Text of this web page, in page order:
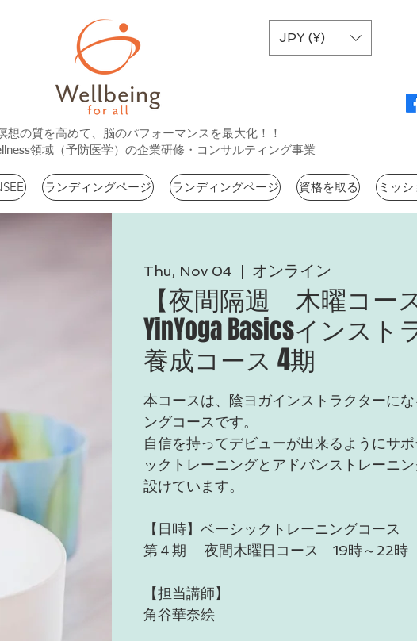
JPY (¥)
想の質を高めて、脳のパフォーマンスを最大化！！
領域（予防医学）の企業研修・コンサルティング事業
ランディングページ ランディングページ 資格を取る ミッシ
Thu, Nov 04
  |
オンライン
【夜間隔週 木曜コース
YinYoga Basicsインスト
養成コース 4期
本コースは、陰ヨガインストラクターに
ングコースです。
自信を持ってデビューが出来るようにサ
ックトレーニングとアドバンストレーニ
設けています。
【日時】ベーシックトレーニングコース
第４期 夜間木曜日コース 19時～22時（
【担当講師】
角谷華奈絵